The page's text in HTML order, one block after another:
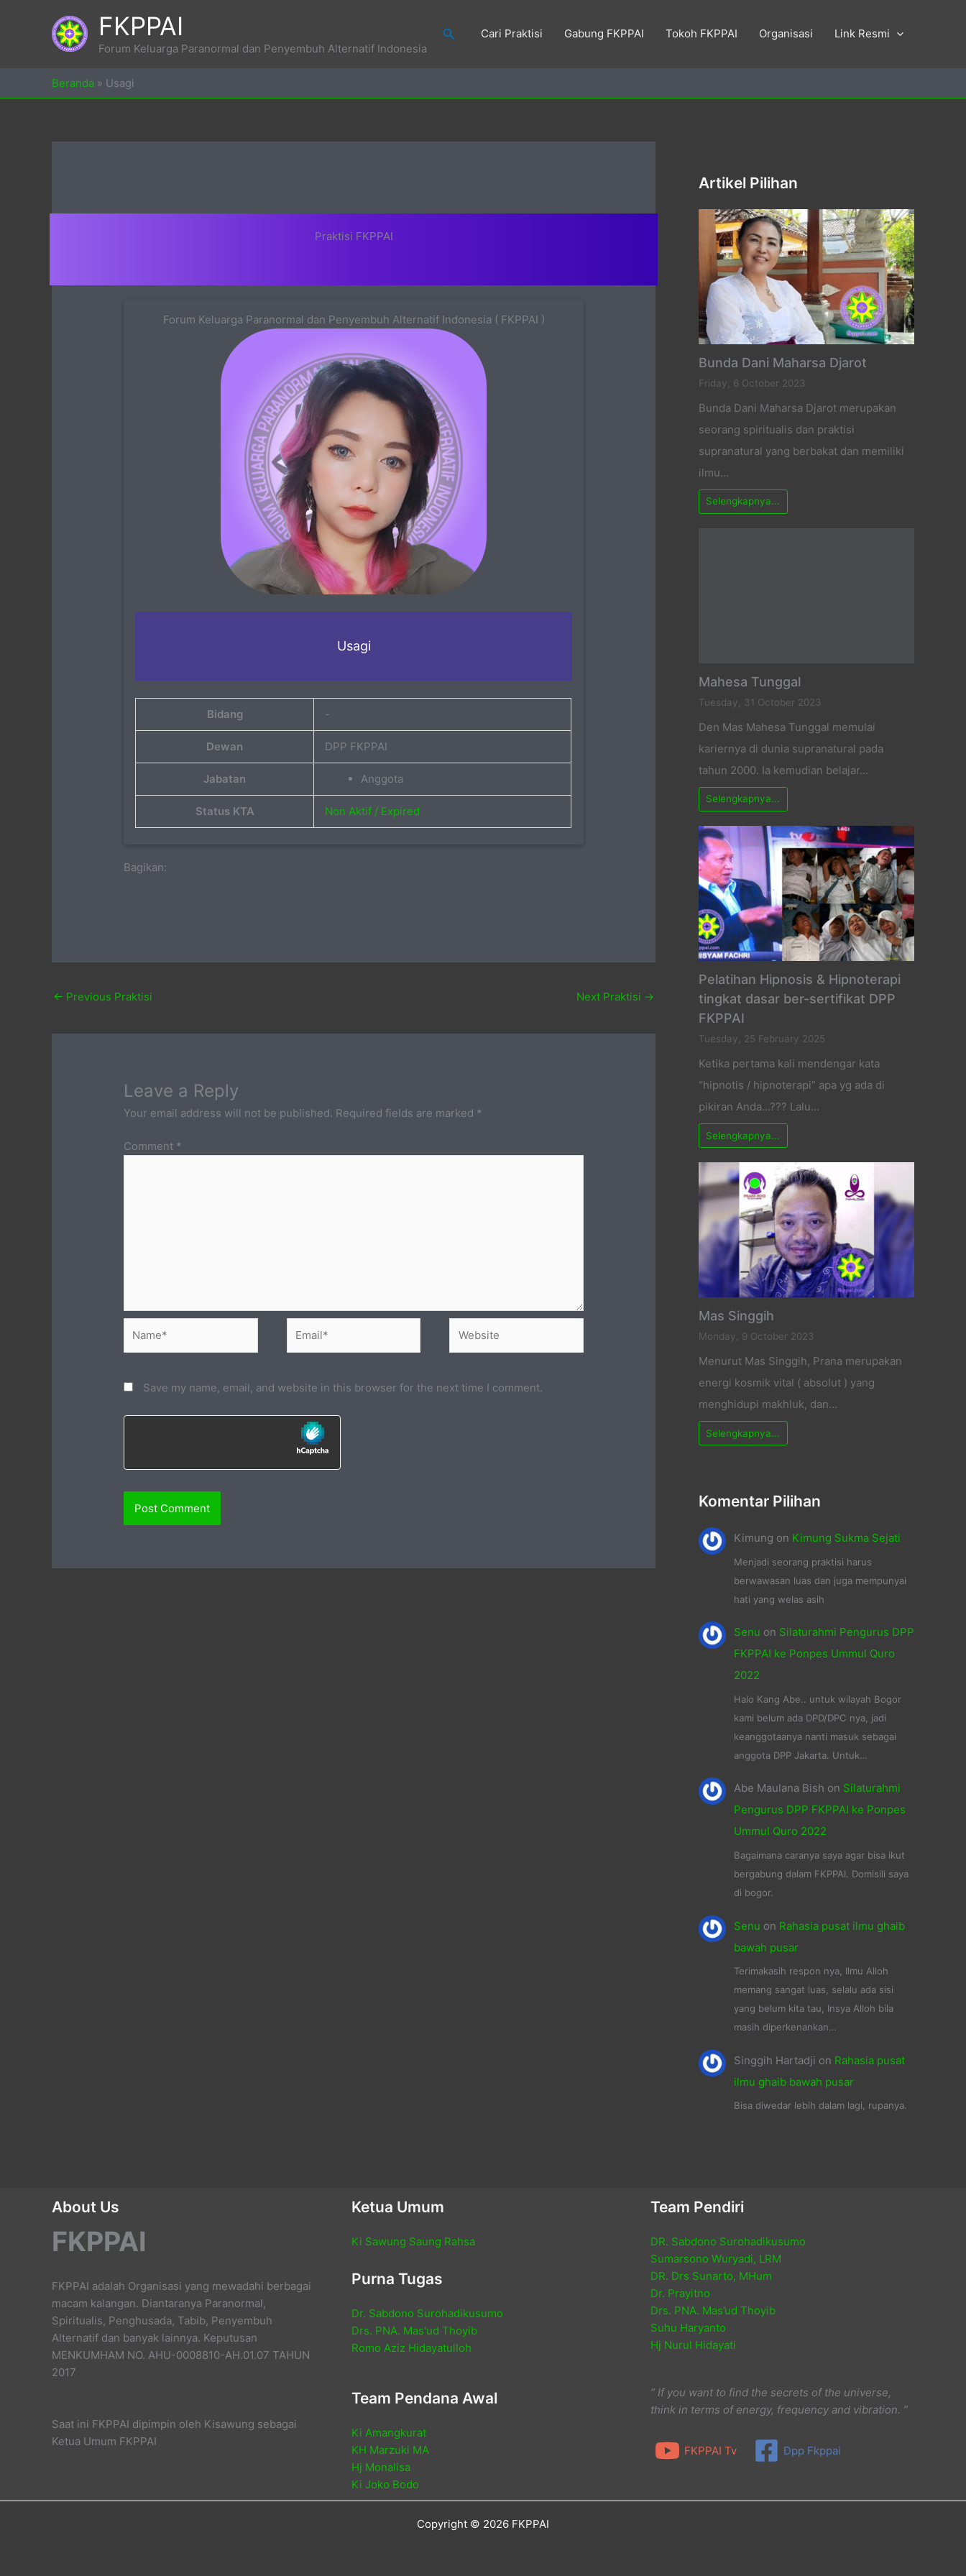
FKPPAI
Forum Keluarga Paranormal dan Penyembuh Alternatif Indonesia
SearchCari Praktisi Gabung FKPPAI Tokoh FKPPAI Organisasi Link Resmi
Beranda » Usagi
Praktisi FKPPAI
Forum Keluarga Paranormal dan Penyembuh Alternatif Indonesia ( FKPPAI )
Usagi
Bidang -
Dewan DPP FKPPAI
Jabatan Anggota
Status KTA Non Aktif / Expired
Bagikan:
← Previous Praktisi Next Praktisi →
Leave a Reply
Your email address will not be published. Required fields are marked *
Comment *
Save my name, email, and website in this browser for the next time I comment.
Artikel Pilihan
Bunda Dani Maharsa Djarot
Friday, 6 October 2023
Bunda Dani Maharsa Djarot merupakan
seorang spiritualis dan praktisi
supranatural yang berbakat dan memiliki
ilmu…
Selengkapnya...
Mahesa Tunggal
Tuesday, 31 October 2023
Den Mas Mahesa Tunggal memulai
kariernya di dunia supranatural pada
tahun 2000. Ia kemudian belajar…
Selengkapnya...
Pelatihan Hipnosis & Hipnoterapi
tingkat dasar ber-sertifikat DPP
FKPPAI
Tuesday, 25 February 2025
Ketika pertama kali mendengar kata
“hipnotis / hipnoterapi” apa yg ada di
pikiran Anda…??? Lalu…
Selengkapnya...
Mas Singgih
Monday, 9 October 2023
Menurut Mas Singgih, Prana merupakan
energi kosmik vital ( absolut ) yang
menghidupi makhluk, dan…
Selengkapnya...
Komentar Pilihan
Kimung on Kimung Sukma Sejati
Menjadi seorang praktisi harus
berwawasan luas dan juga mempunyai
hati yang welas asih
Senu on Silaturahmi Pengurus DPP
FKPPAI ke Ponpes Ummul Quro
2022
Halo Kang Abe.. untuk wilayah Bogor
kami belum ada DPD/DPC nya, jadi
keanggotaanya nanti masuk sebagai
anggota DPP Jakarta. Untuk…
Abe Maulana Bish on Silaturahmi
Pengurus DPP FKPPAI ke Ponpes
Ummul Quro 2022
Bagaimana caranya saya agar bisa ikut
bergabung dalam FKPPAI. Domisili saya
di bogor.
Senu on Rahasia pusat ilmu ghaib
bawah pusar
Terimakasih respon nya, Ilmu Alloh
memang sangat luas, selalu ada sisi
yang belum kita tau, Insya Alloh bila
masih diperkenankan…
Singgih Hartadji on Rahasia pusat
ilmu ghaib bawah pusar
Bisa diwedar lebih dalam lagi, rupanya.
About Us
FKPPAI
FKPPAI adalah Organisasi yang mewadahi berbagai
macam kalangan. Diantaranya Paranormal,
Spiritualis, Penghusada, Tabib, Penyembuh
Alternatif dan banyak lainnya. Keputusan
MENKUMHAM NO. AHU-0008810-AH.01.07 TAHUN
2017
Saat ini FKPPAI dipimpin oleh Kisawung sebagai
Ketua Umum FKPPAI
Ketua Umum
Ki Sawung Saung Rahsa
Purna Tugas
Dr. Sabdono Surohadikusumo
Drs. PNA. Mas'ud Thoyib
Romo Aziz Hidayatulloh
Team Pendana Awal
Ki Amangkurat
KH Marzuki MA
Hj Monalisa
Ki Joko Bodo
Team Pendiri
DR. Sabdono Surohadikusumo
Sumarsono Wuryadi, LRM
DR. Drs Sunarto, MHum
Dr. Prayitno
Drs. PNA. Mas’ud Thoyib
Suhu Haryanto
Hj Nurul Hidayati
“ If you want to find the secrets of the universe,
think in terms of energy, frequency and vibration. ”
FKPPAI Tv Dpp Fkppai
Copyright © 2026 FKPPAI